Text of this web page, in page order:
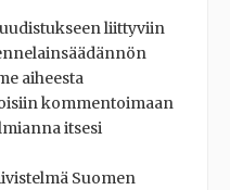
liittyviin
aiheesta
kommentoimaan
itsesi
Suomen